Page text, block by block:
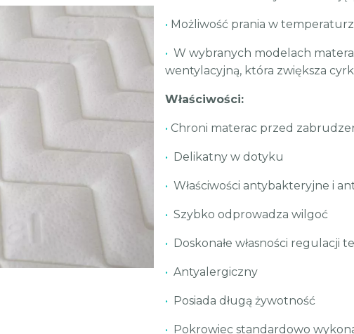
• Możliwość prania w
• W wybranych modelach
wentylacyjną, która zwiększa
Właściwości:
• Chroni materac przed
• Delikatny w dotyku
• Właściwości antybakteryjne i
• Szybko odprowadza wilgoć
• Doskonałe własności regulacji
• Antyalergiczny
• Posiada długą żywotność
• Pokrowiec standardowo